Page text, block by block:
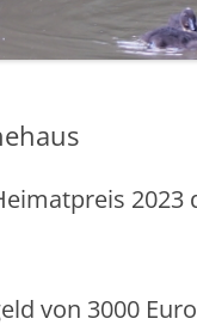
1961
1800
HAT ZUKUNFT
2023
von 3000